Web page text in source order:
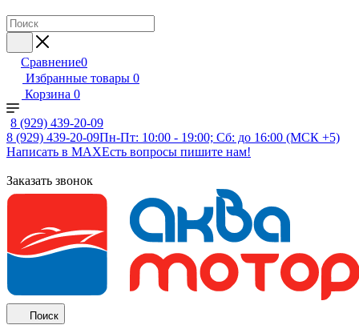
Сравнение0
Избранные товары 0
Корзина 0
8 (929) 439-20-09
8 (929) 439-20-09Пн-Пт: 10:00 - 19:00; Сб: до 16:00 (МСК +5)
Написать в MAXЕсть вопросы пишите нам!
Заказать звонок
Поиск